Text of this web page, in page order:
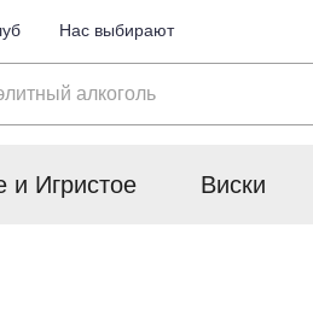
Нас выбирают
и Игристое Виски